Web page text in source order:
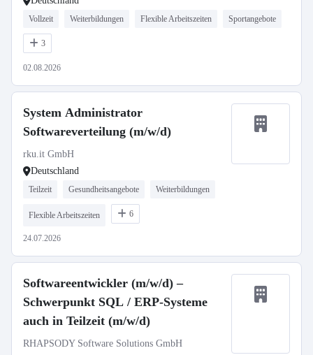
Vollzeit Weiterbildungen Flexible Arbeitszeiten Sportangebote
3
02.08.2026
System Administrator
Softwareverteilung (m/w/d)
rku.it GmbH
Deutschland
Teilzeit Gesundheitsangebote Weiterbildungen
Flexible Arbeitszeiten 6
24.07.2026
Softwareentwickler (m/w/d) –
Schwerpunkt SQL / ERP-Systeme
auch in Teilzeit (m/w/d)
RHAPSODY Software Solutions GmbH